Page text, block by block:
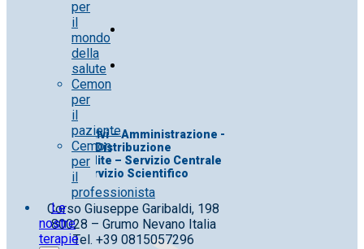
per
il
mondo
della
salute
Cemon
per
il
paziente
Cemon
per
il
professionista
Le
nostre
terapie
Uff. Direttivi – Amministrazione -
Distribuzione
Uff. Vendite – Servizio Centrale
Servizio Scientifico
Corso Giuseppe Garibaldi, 198
80028 – Grumo Nevano Italia
Tel. +39 0815057296